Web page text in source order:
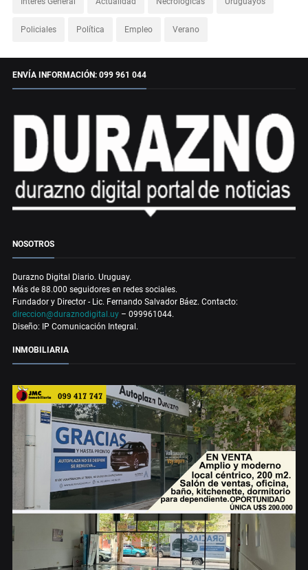
Policiales Política Empleo Verano
ENVÍA INFORMACIÓN: 099 961 044
NOSOTROS
Durazno Digital Diario. Uruguay.
Más de 88.000 seguidores en redes sociales.
Fundador y Director - Lic. Fernando Salvador Báez. Contacto:
direccion@duraznodigital.uy – 099961044.
Diseño: IP Comunicación Integral.
INMOBILIARIA